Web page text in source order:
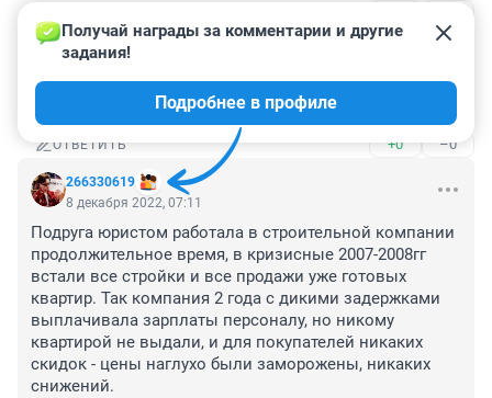
Гость
Такая же история.
ОТВЕТИТЬ +0 –0
266330619
Получай награды за комментарии и другие
задания!
Подробнее в профиле
8 декабря 2022, 07:11
Подруга юристом работала в строительной компании
продолжительное время, в кризисные 2007-2008гг
встали все стройки и все продажи уже готовых
квартир. Так компания 2 года с дикими задержками
выплачивала зарплаты персоналу, но никому
квартирой не выдали, и для покупателей никаких
скидок - цены наглухо были заморожены, никаких
снижений.